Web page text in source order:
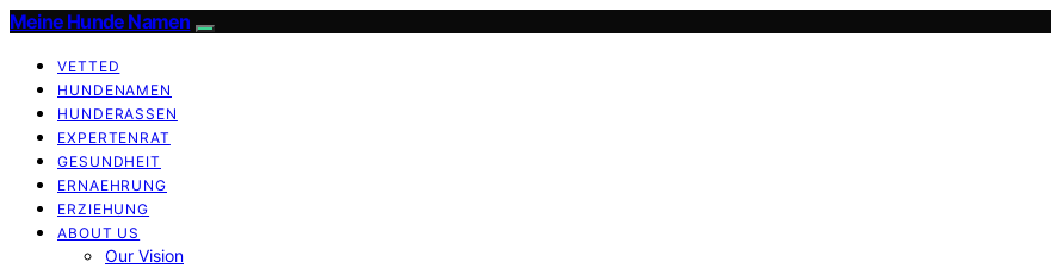
Meine Hunde Namen
VETTED
HUNDENAMEN
HUNDERASSEN
EXPERTENRAT
GESUNDHEIT
ERNAEHRUNG
ERZIEHUNG
ABOUT US
Our Vision